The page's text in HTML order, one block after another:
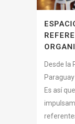
Desde la
Es así